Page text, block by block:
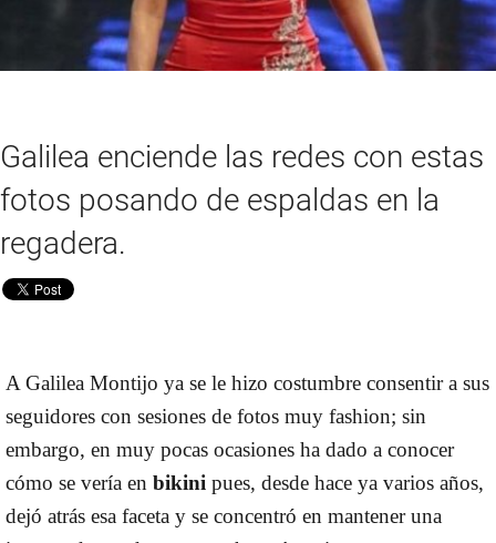
Galilea enciende las redes con estas
fotos posando de espaldas en la
regadera.
A Galilea Montijo ya se le hizo costumbre consentir a sus
seguidores con sesiones de fotos muy fashion; sin
embargo, en muy pocas ocasiones ha dado a conocer
cómo se vería en bikini pues, desde hace ya varios años,
dejó atrás esa faceta y se concentró en mantener una